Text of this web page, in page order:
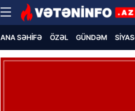
ANA SƏHIFƏ ÖZƏL GÜNDƏM